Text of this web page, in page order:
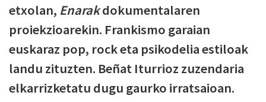
etxolan, Enarakdokumentalaren
proiekzioarekin. Frankismo garaian
euskaraz pop, rock eta psikodelia estiloak
landu zituzten. Beñat Iturrioz zuzendaria
elkarrizketatu dugu gaurko irratsaioan.